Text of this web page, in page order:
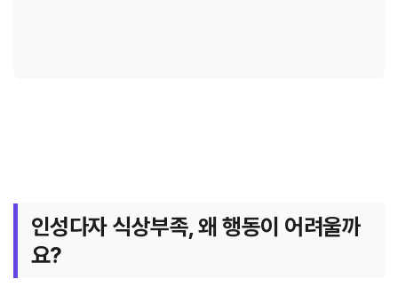
인성다자 식상부족, 왜 행동이 어려울까
요?